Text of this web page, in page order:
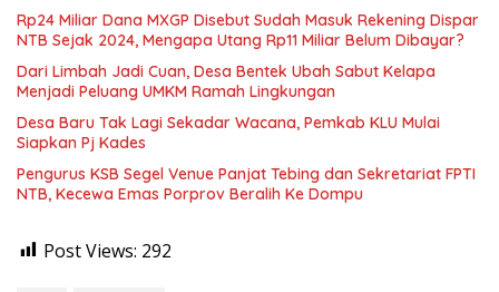
Rp24 Miliar Dana MXGP Disebut Sudah Masuk Rekening Dispar
NTB Sejak 2024, Mengapa Utang Rp11 Miliar Belum Dibayar?
Dari Limbah Jadi Cuan, Desa Bentek Ubah Sabut Kelapa
Menjadi Peluang UMKM Ramah Lingkungan
Desa Baru Tak Lagi Sekadar Wacana, Pemkab KLU Mulai
Siapkan Pj Kades
Pengurus KSB Segel Venue Panjat Tebing dan Sekretariat FPTI
NTB, Kecewa Emas Porprov Beralih Ke Dompu
Post Views: 292